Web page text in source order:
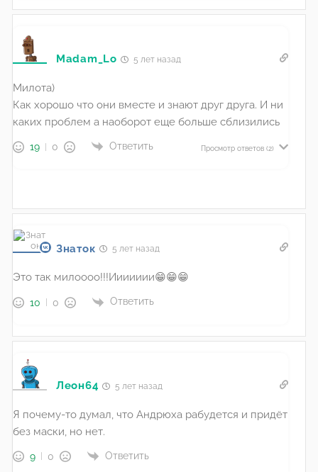
Madam_Lo 5 лет назад
Милота)
Как хорошо что они вместе и знают друг друга. И ни
каких проблем а наоборот еще больше сблизились
19 0 Ответить Просмотр ответов (2)
Знаток 5 лет назад
Это так милоооо!!!Иииииии😁😁😁
10 0 Ответить
Леон64 5 лет назад
Я почему-то думал, что Андрюха рабудется и придёт
без маски, но нет.
9 0 Ответить